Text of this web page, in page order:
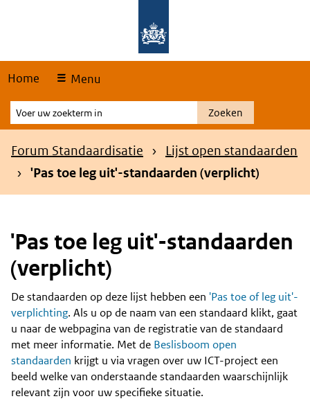
Home Menu
Voer
uw
zoekterm
Zoeken
Kruimelpad
Forum Standaardisatie
Lijst open standaarden
'Pas toe leg uit'-standaarden (verplicht)
'Pas toe leg uit'-standaarden
(verplicht)
Content
De standaarden op deze lijst hebben een 'Pas toe of leg uit'-
verplichting. Als u op de naam van een standaard klikt, gaat
u naar de webpagina van de registratie van de standaard
met meer informatie. Met de Beslisboom open
standaarden krijgt u via vragen over uw ICT-project een
beeld welke van onderstaande standaarden waarschijnlijk
relevant zijn voor uw specifieke situatie.